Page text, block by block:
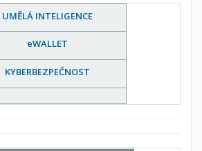
UMĚLÁ INTELIGENCE
eWALLET
KYBERBEZPEČNOST